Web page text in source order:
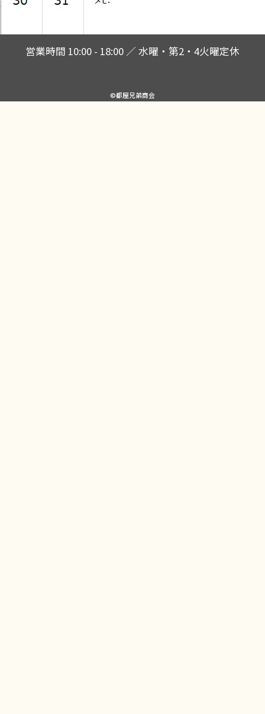
営業時間 10:00 - 18:00 ／ 水曜・第2・4火曜定休
©都屋兄弟商会